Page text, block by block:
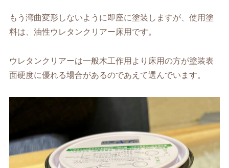
もう湾曲変形しないように即座に塗装しますが、使用塗
料は、油性ウレタンクリアー床用です。
ウレタンクリアーは一般木工作用より床用の方が塗装表
面硬度に優れる場合があるのであえて選んでいます。